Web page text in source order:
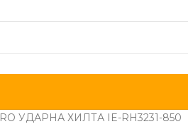
УДАРНА ХИЛТА IE-RH3231-850